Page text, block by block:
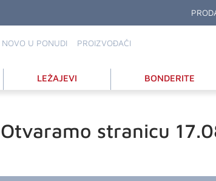
NOVO U PONUDI PROIZVOĐAČI
LEŽAJEVI BONDERITE
Otvaramo stranicu